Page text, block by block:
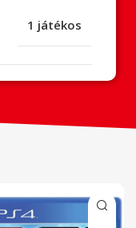
1 játékos